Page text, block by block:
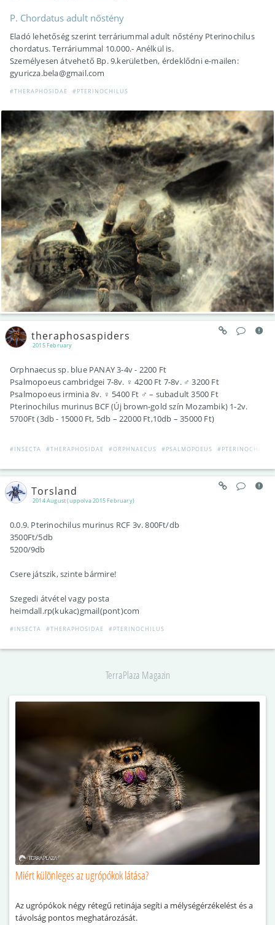
P. Chordatus adult nőstény
Eladó lehetőség szerint terráriummal adult nőstény Pterinochilus
chordatus. Terráriummal 10.000.- Anélkül is.
Személyesen átvehető Bp. 9.kerületben, érdeklődni e-mailen:
gyuricza.bela@gmail.com
#THERAPHOSIDAE #PTERINOCHILUS
2015 February
theraphosaspiders
Orphnaecus sp. blue PANAY 3-4v - 2200 Ft
Psalmopoeus cambridgei 7-8v. ♀ 4200 Ft 7-8v. ♂ 3200 Ft
Psalmopoeus irminia 8v. ♀ 5400 Ft ♂ – subadult 3500 Ft
Pterinochilus murinus BCF (Új brown-gold szín Mozambik) 1-2v.
5700Ft (3db - 15000 Ft, 5db – 22000 Ft,10db – 35000 Ft)
#INSECTA #THERAPHOSIDAE #ORPHNAECUS #PSALMOPOEUS #PTERINOCHILUS
2014 August (uppolva 2015 February)
Torsland
0.0.9. Pterinochilus murinus RCF 3v. 800Ft/db
3500Ft/5db
5200/9db
Csere játszik, szinte bármire!
Szegedi átvétel vagy posta
heimdall.rp(kukac)gmail(pont)com
#INSECTA #THERAPHOSIDAE #PTERINOCHILUS
TerraPlaza Magazin
Miért különleges az ugrópókok látása?
Az ugrópókok négy rétegű retinája segíti a mélységérzékelést és a
távolság pontos meghatározását.